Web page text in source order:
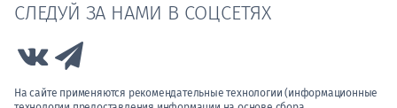
СЛЕДУЙ ЗА НАМИ В СОЦСЕТЯХ
Link to Vk
На сайте применяются рекомендательные технологии (информационные